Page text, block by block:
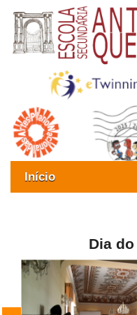
Início
Oferta formativa
SIGE
ESAQ sem Bullying
Dia